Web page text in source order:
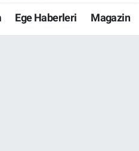
Ege Haberleri Magazin